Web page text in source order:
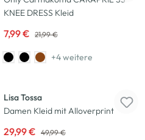
KNEE DRESS Kleid
7,99 € 21,99 €
+4 weitere
Lisa Tossa
Damen Kleid mit Alloverprint
29,99 € 49,99 €